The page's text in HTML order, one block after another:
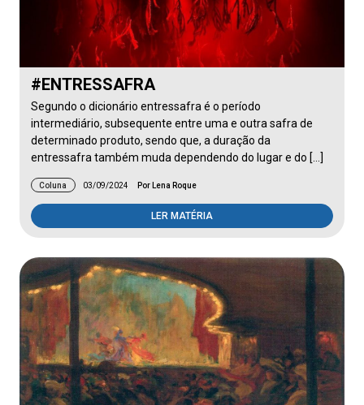
#ENTRESSAFRA
Segundo o dicionário entressafra é o período
intermediário, subsequente entre uma e outra safra de
determinado produto, sendo que, a duração da
entressafra também muda dependendo do lugar e do […]
Coluna 03/09/2024 Por Lena Roque
LER MATÉRIA